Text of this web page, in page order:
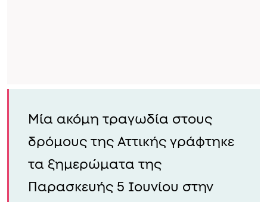
Μία ακόμη τραγωδία στους
δρόμους της Αττικής γράφτηκε
τα ξημερώματα της
Παρασκευής 5 Ιουνίου στην